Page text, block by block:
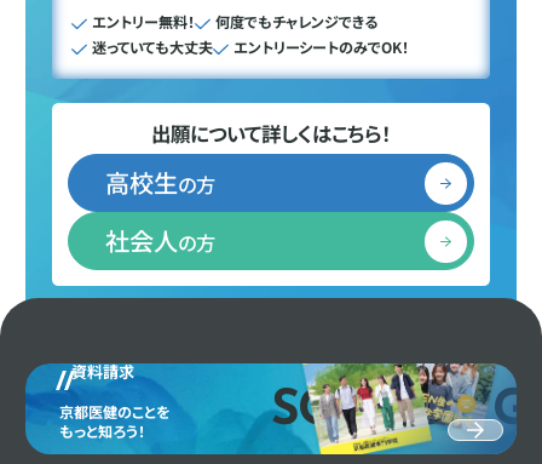
エントリー無料！
何度でもチャレンジできる
迷っていても大丈夫
エントリーシートのみでOK！
出願について詳しくはこちら！
高校生の方
社会人の方
SCHOOL
資料請求
京都医健のことを
もっと知ろう！